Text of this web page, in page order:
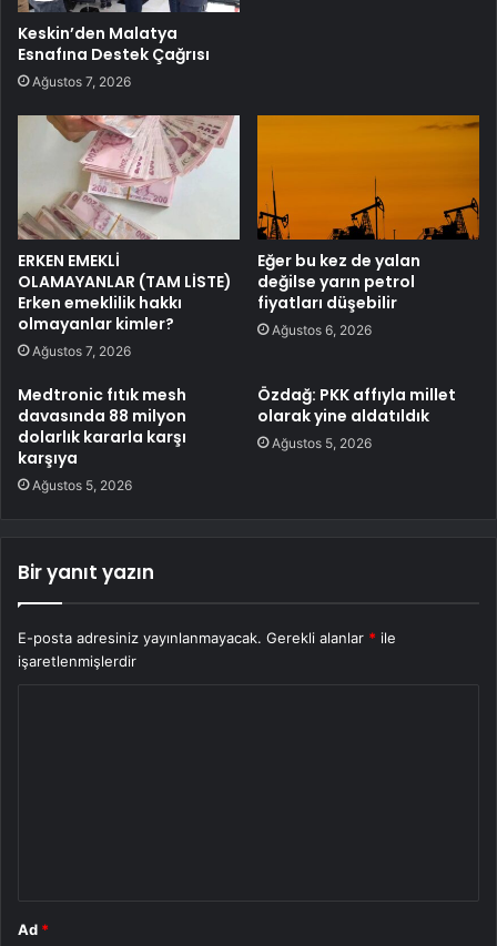
Keskin’den Malatya
Esnafına Destek Çağrısı
Ağustos 7, 2026
ERKEN EMEKLİ
OLAMAYANLAR (TAM LİSTE)
Erken emeklilik hakkı
olmayanlar kimler?
Ağustos 7, 2026
Eğer bu kez de yalan
değilse yarın petrol
fiyatları düşebilir
Ağustos 6, 2026
Medtronic fıtık mesh
davasında 88 milyon
dolarlık kararla karşı
karşıya
Ağustos 5, 2026
Özdağ: PKK affıyla millet
olarak yine aldatıldık
Ağustos 5, 2026
Bir yanıt yazın
E-posta adresiniz yayınlanmayacak. Gerekli alanlar * ile
işaretlenmişlerdir
Ad *